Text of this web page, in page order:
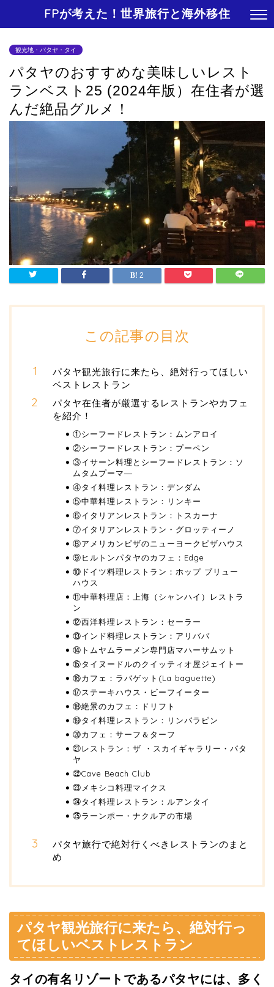
FPが考えた！世界旅行と海外移住
観光地・パタヤ・タイ
パタヤのおすすめな美味しいレスト
ランベスト25 (2024年版）在住者が選
んだ絶品グルメ！
2
この記事の目次
パタヤ観光旅行に来たら、絶対行ってほしい
ベストレストラン
パタヤ在住者が厳選するレストランやカフェ
を紹介！
①シーフードレストラン：ムンアロイ
②シーフードレストラン：プーペン
③イサーン料理とシーフードレストラン：ソ
ムタムプーマ―
④タイ料理レストラン：デンダム
⑤中華料理レストラン：リンキー
⑥イタリアンレストラン：トスカーナ
⑦イタリアンレストラン・グロッティーノ
⑧アメリカンピザのニューヨークピザハウス
⑨ヒルトンパタヤのカフェ：Edge
⑩ドイツ料理レストラン：ホップ ブリュー
ハウス
⑪中華料理店：上海（シャンハイ）レストラ
ン
⑫西洋料理レストラン：セーラー
⑬インド料理レストラン：アリババ
⑭トムヤムラーメン専門店マハーサムット
⑮タイヌードルのクイッティオ屋ジェイトー
⑯カフェ：ラバゲット(La baguette)
⑰ステーキハウス・ビーフイーター
⑱絶景のカフェ：ドリフト
⑲タイ料理レストラン：リンパラピン
⑳カフェ：サーフ＆ターフ
㉑レストラン：ザ ・スカイギャラリー・パタ
ヤ
㉒Cave Beach Club
㉓メキシコ料理マイクス
㉔タイ料理レストラン：ルアンタイ
㉕ラーンポー・ナクルアの市場
パタヤ旅行で絶対行くべきレストランのまと
め
パタヤ観光旅行に来たら、絶対行っ
てほしいベストレストラン
タイの有名リゾートであるパタヤには、多く